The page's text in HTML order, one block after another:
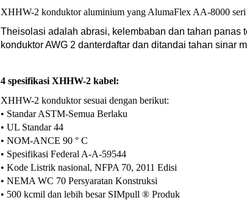
XHHW-2 konduktor aluminium yang AlumaFlex AA-8000 seri
Theisolasi adalah abrasi, kelembaban dan tahan panas
konduktor AWG 2 danterdaftar dan ditandai tahan sinar
4 spesifikasi XHHW-2 kabel:
XHHW-2 konduktor sesuai dengan berikut:
• Standar ASTM-Semua Berlaku
• UL Standar 44
• NOM-ANCE 90 ° C
• Spesifikasi Federal A-A-59544
• Kode Listrik nasional, NFPA 70, 2011 Edisi
• NEMA WC 70 Persyaratan Konstruksi
• 500 kcmil dan lebih besar SIMpull ® Produk